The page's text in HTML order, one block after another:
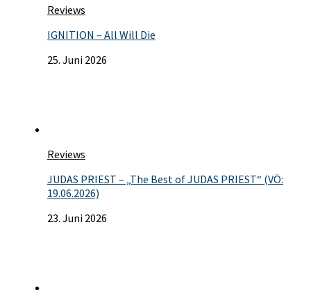
Reviews
IGNITION – All Will Die
25. Juni 2026
Reviews
JUDAS PRIEST – „The Best of JUDAS PRIEST“ (VÖ:
19.06.2026)
23. Juni 2026